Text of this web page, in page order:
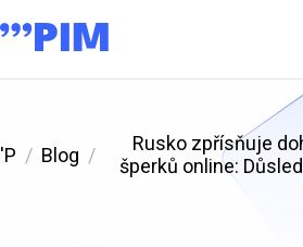
'P Blog
Rusko zpřísňuje
šperků online: